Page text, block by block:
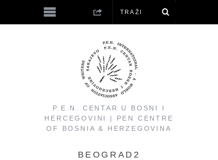
P.E.N. CENTAR U BOSNI I
HERCEGOVINI | PEN CENTRE
OF BOSNIA & HERZEGOVINA
BEOGRAD2